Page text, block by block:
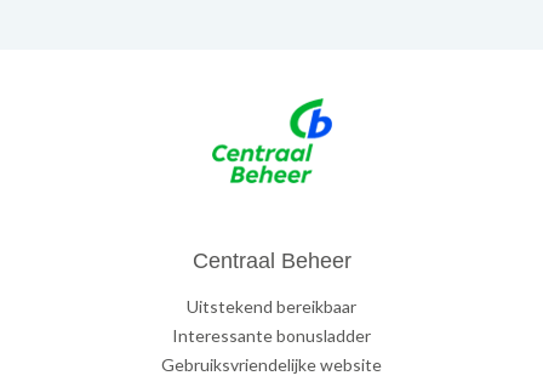
Centraal Beheer
Uitstekend bereikbaar
Interessante bonusladder
Gebruiksvriendelijke website